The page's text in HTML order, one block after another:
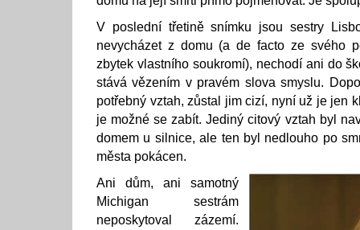
V poslední třetině snímku jsou sestry
nevycházet z domu (a de facto ze svého
zbytek vlastního soukromí), nechodí ani do
stává vězením v pravém slova smyslu.
potřebný vztah, zůstal jim cizí, nyní už je jen
je možné se zabít. Jediný citový vztah byl
domem u silnice, ale ten byl nedlouho po
města pokácen.
Ani dům, ani samotný
Michigan sestrám
neposkytoval zázemí.